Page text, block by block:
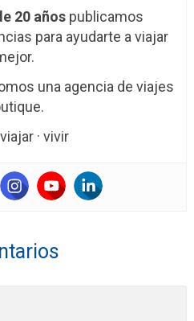
20 años publicamos
para ayudarte a viajar
una agencia de viajes
· vivir